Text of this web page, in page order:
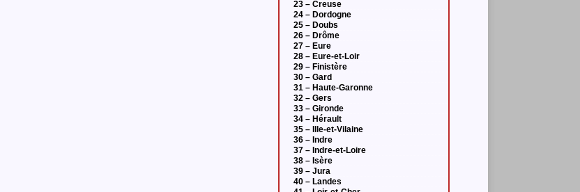
23 – Creuse
24 – Dordogne
25 – Doubs
26 – Drôme
27 – Eure
28 – Eure-et-Loir
29 – Finistère
30 – Gard
31 – Haute-Garonne
32 – Gers
33 – Gironde
34 – Hérault
35 – Ille-et-Vilaine
36 – Indre
37 – Indre-et-Loire
38 – Isère
39 – Jura
40 – Landes